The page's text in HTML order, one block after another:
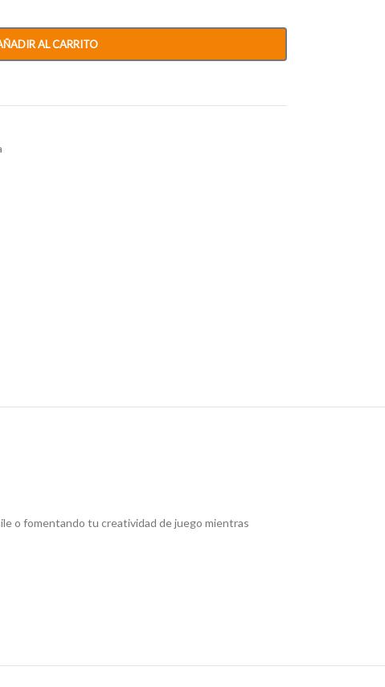
AL CARRITO
o fomentando tu creatividad de juego mientras